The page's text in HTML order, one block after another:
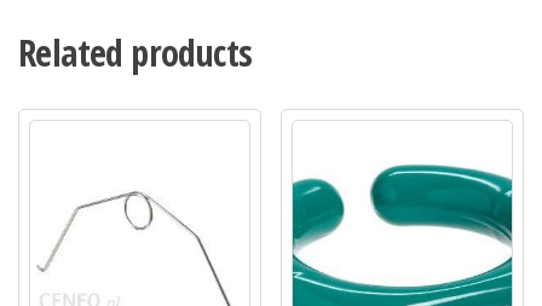
Related products